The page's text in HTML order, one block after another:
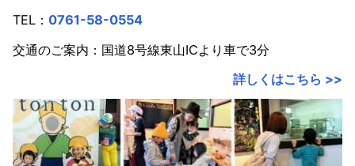
TEL： 0761-58-0554
交通のご案内：国道8号線東山ICより車で3分
詳しくはこちら >>